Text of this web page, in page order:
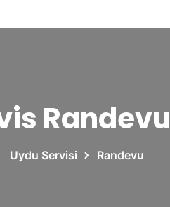
Uydu Servisi Randevu